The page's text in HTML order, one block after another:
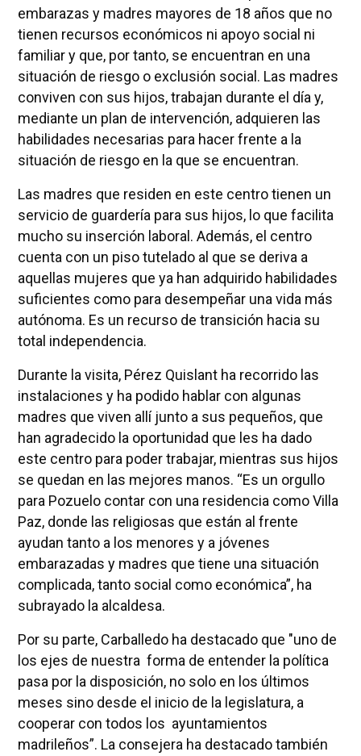
embarazas y madres mayores de 18 años que no
tienen recursos económicos ni apoyo social ni
familiar y que, por tanto, se encuentran en una
situación de riesgo o exclusión social. Las madres
conviven con sus hijos, trabajan durante el día y,
mediante un plan de intervención, adquieren las
habilidades necesarias para hacer frente a la
situación de riesgo en la que se encuentran.
Las madres que residen en este centro tienen un
servicio de guardería para sus hijos, lo que facilita
mucho su inserción laboral. Además, el centro
cuenta con un piso tutelado al que se deriva a
aquellas mujeres que ya han adquirido habilidades
suficientes como para desempeñar una vida más
autónoma. Es un recurso de transición hacia su
total independencia.
Durante la visita, Pérez Quislant ha recorrido las
instalaciones y ha podido hablar con algunas
madres que viven allí junto a sus pequeños, que
han agradecido la oportunidad que les ha dado
este centro para poder trabajar, mientras sus hijos
se quedan en las mejores manos. “Es un orgullo
para Pozuelo contar con una residencia como Villa
Paz, donde las religiosas que están al frente
ayudan tanto a los menores y a jóvenes
embarazadas y madres que tiene una situación
complicada, tanto social como económica”, ha
subrayado la alcaldesa.
Por su parte, Carballedo ha destacado que "uno de
los ejes de nuestra forma de entender la política
pasa por la disposición, no solo en los últimos
meses sino desde el inicio de la legislatura, a
cooperar con todos los ayuntamientos
madrileños”. La consejera ha destacado también